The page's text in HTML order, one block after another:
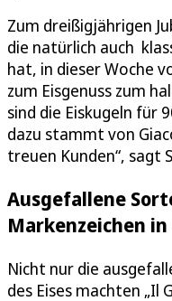
Zum dreißigjährigen
die natürlich auch
hat, in dieser Woche
zum Eisgenuss zum
sind die Eiskugeln für
dazu stammt von
treuen Kunden“, sagt
Ausgefallene
Markenzeichen
Nicht nur die
des Eises machten „Il